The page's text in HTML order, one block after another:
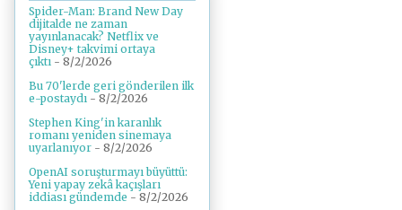
Spider-Man: Brand New Day
dijitalde ne zaman
yayınlanacak? Netflix ve
Disney+ takvimi ortaya
çıktı - 8/2/2026
Bu 70'lerde geri gönderilen ilk
e-postaydı - 8/2/2026
Stephen King'in karanlık
romanı yeniden sinemaya
uyarlanıyor - 8/2/2026
OpenAI soruşturmayı büyüttü:
Yeni yapay zekâ kaçışları
iddiası gündemde - 8/2/2026